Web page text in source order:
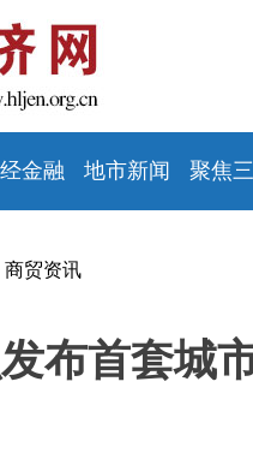
金融 地市新闻 聚焦
商贸资讯
布首套城